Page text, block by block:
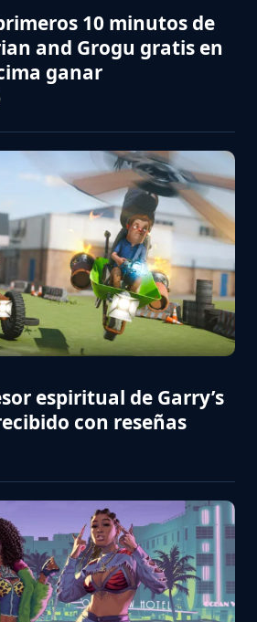
10 minutos de
and Grogu gratis en
ganar
espiritual de Garry’s
con reseñas